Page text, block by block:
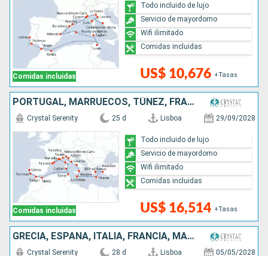
Comidas incluidas US$ 10,676 +Tasas
Todo incluido de lujo
Servicio de mayordomo
Wifi ilimitado
Comidas incluidas
PORTUGAL, MARRUECOS, TÚNEZ, FRANCIA, ESPAÑA, MONACO, ITALIA, MALTA, TURQUÍA, GRECIA
Comidas incluidas
Crystal Serenity 25 d Lisboa 29/09/2028
US$ 16,514 +Tasas
Todo incluido de lujo
Servicio de mayordomo
Wifi ilimitado
Comidas incluidas
GRECIA, ESPAÑA, ITALIA, FRANCIA, MALTA, PORTUGAL, MONACO, TÚNEZ
Crystal Serenity 28 d Lisboa 05/05/2028